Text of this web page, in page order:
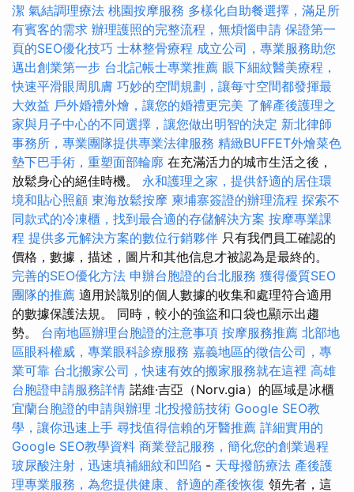
潔 氣結調理療法 桃園按摩服務 多樣化自助餐選擇，滿足所
有賓客的需求 辦理護照的完整流程，無煩惱申請 保證第一
頁的SEO優化技巧 士林整骨療程 成立公司，專業服務助您
邁出創業第一步 台北記帳士專業推薦 眼下細紋醫美療程，
快速平滑眼周肌膚 巧妙的空間規劃，讓每寸空間都發揮最
大效益 戶外婚禮外燴，讓您的婚禮更完美 了解產後護理之
家與月子中心的不同選擇，讓您做出明智的決定 新北律師
事務所，專業團隊提供專業法律服務 精緻BUFFET外燴菜色
墊下巴手術，重塑面部輪廓 在充滿活力的城市生活之後，
放鬆身心的絕佳時機。 永和護理之家，提供舒適的居住環
境和貼心照顧 東海放鬆按摩 柬埔寨簽證的辦理流程 探索不
同款式的冷凍櫃，找到最合適的存儲解決方案 按摩專業課
程 提供多元解決方案的數位行銷夥伴 只有我們員工確認的
價格，數據，描述，圖片和其他信息才被認為是最終的。
完善的SEO優化方法 申辦台胞證的台北服務 獲得優質SEO
團隊的推薦 適用於識別的個人數據的收集和處理符合適用
的數據保護法規。 同時，較小的強盜和口袋也顯示出趨
勢。 台南地區辦理台胞證的注意事項 按摩服務推薦 北部地
區眼科權威，專業眼科診療服務 嘉義地區的徵信公司，專
業可靠 台北搬家公司，快速有效的搬家服務就在這裡 高雄
台胞證申請服務詳情 諾維·吉亞（Norv.gia）的區域是冰櫃
宜蘭台胞證的申請與辦理 北投撥筋技術 Google SEO教
學，讓你迅速上手 尋找值得信賴的牙醫推薦 詳細實用的
Google SEO教學資料 商業登記服務，簡化您的創業過程
玻尿酸注射，迅速填補細紋和凹陷 - 天母撥筋療法 產後護
理專業服務，為您提供健康、舒適的產後恢復 領先者，這